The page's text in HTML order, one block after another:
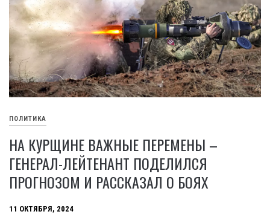
ПОЛИТИКА
НА КУРЩИНЕ ВАЖНЫЕ ПЕРЕМЕНЫ –
ГЕНЕРАЛ-ЛЕЙТЕНАНТ ПОДЕЛИЛСЯ
ПРОГНОЗОМ И РАССКАЗАЛ О БОЯХ
11 ОКТЯБРЯ, 2024